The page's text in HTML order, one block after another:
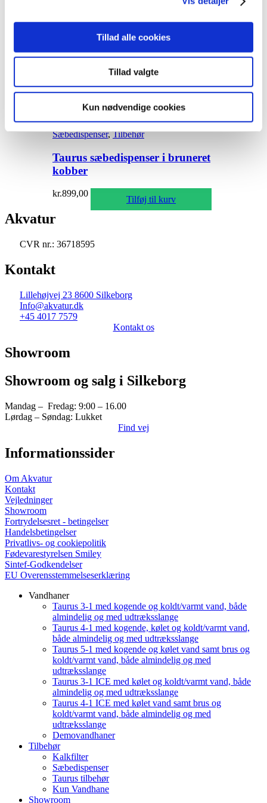
Tillad alle cookies
Tillad valgte
Kun nødvendige cookies
Du kunne også være interesseret
Sæbedispenser,Tilbehør
Taurus sæbedispenser i bruneret
kobber
kr.899,00
Tilføj til kurv
Akvatur
CVR nr.: 36718595
Kontakt
Lillehøjvej 23 8600 Silkeborg
Info@akvatur.dk
+45 4017 7579
Kontakt os
Showroom
Showroom og salg i Silkeborg
Mandag – Fredag: 9:00 – 16.00
Lørdag – Søndag: Lukket
Find vej
Informationssider
Om Akvatur
Kontakt
Vejledninger
Showroom
Fortrydelsesret - betingelser
Handelsbetingelser
Privatlivs- og cookiepolitik
Fødevarestyrelsen Smiley
Sintef-Godkendelser
EU Overensstemmelseserklæring
Vandhaner
Taurus 3-1 med kogende og koldt/varmt vand, både
almindelig og med udtræksslange
Taurus 4-1 med kogende, kølet og koldt/varmt vand,
både almindelig og med udtræksslange
Taurus 5-1 med kogende og kølet vand samt brus og
koldt/varmt vand, både almindelig og med
udtræksslange
Taurus 3-1 ICE med kølet og koldt/varmt vand, både
almindelig og med udtræksslange
Taurus 4-1 ICE med kølet vand samt brus og
koldt/varmt vand, både almindelig og med
udtræksslange
Demovandhaner
Tilbehør
Kalkfilter
Sæbedispenser
Taurus tilbehør
Kun Vandhane
Showroom